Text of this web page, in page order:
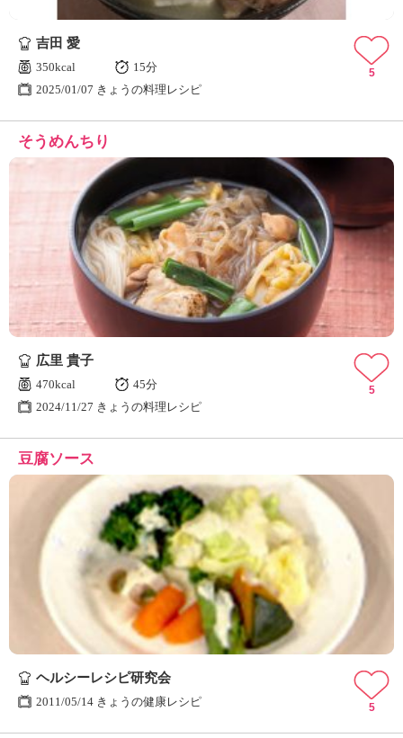
吉田 愛
350kcal
15分
2025/01/07 きょうの料理レシピ
5
そうめんちり
広里 貴子
470kcal
45分
2024/11/27 きょうの料理レシピ
5
豆腐ソース
ヘルシーレシピ研究会
2011/05/14 きょうの健康レシピ 5